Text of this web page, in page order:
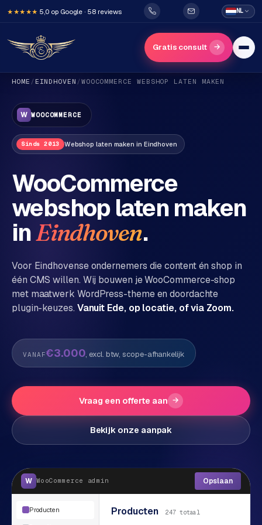
★★★★★ 5,0 op Google · 58 reviews NL
Gratis consult →
o
e
Alle
diensten
→
WEBSHOPS
M
n
o
e
b
h
P
o
r
f
o
i
r
k
e
HOME / EINDHOVEN / WOOCOMMERCE WEBSHOP LATEN MAKEN
W WOOCOMMERCE
Sinds 2013 Webshop laten maken in Eindhoven
WooCommerce
webshop laten maken
inEindhoven.
Voor Eindhovense ondernemers die content én shop in
één CMS willen. Wij bouwen je WooCommerce-shop
met maatwerk WordPress-theme en doordachte
plugin-keuzes. Vanuit Ede, op locatie, of via Zoom.
VANAF€3.000, excl. btw, scope-afhankelijk
Vraag een offerte aan →
Bekijk onze aanpak
W WooCommerce admin Opslaan
Producten Producten 247 totaal